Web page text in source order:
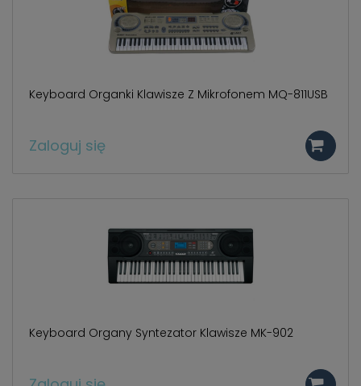
Keyboard Organki Klawisze Z Mikrofonem MQ-811USB
Zaloguj się
Keyboard Organy Syntezator Klawisze MK-902